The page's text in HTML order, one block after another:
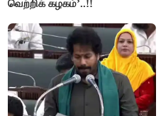
வெற்றிக் கழகம்’..!!